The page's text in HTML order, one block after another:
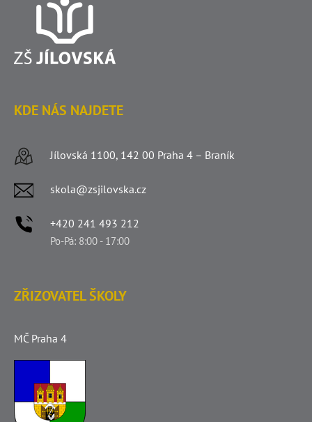
KDE NÁS NAJDETE
Jílovská 1100, 142 00 Praha 4 – Braník
skola@zsjilovska.cz
+420 241 493 212
Po-Pá: 8:00 - 17:00
ZŘIZOVATEL ŠKOLY
MČ Praha 4